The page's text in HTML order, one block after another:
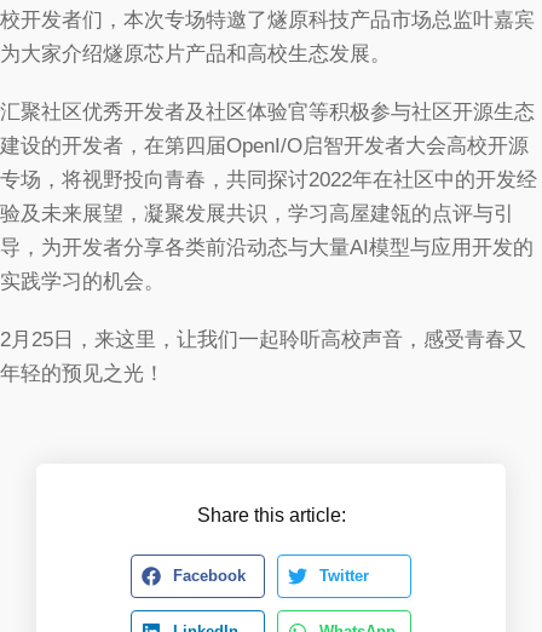
校开发者们，本次专场特邀了燧原科技产品市场总监叶嘉宾
为大家介绍燧原芯片产品和高校生态发展。
汇聚社区优秀开发者及社区体验官等积极参与社区开源生态
建设的开发者，在第四届OpenI/O启智开发者大会高校开源
专场，将视野投向青春，共同探讨2022年在社区中的开发经
验及未来展望，凝聚发展共识，学习高屋建瓴的点评与引
导，为开发者分享各类前沿动态与大量AI模型与应用开发的
实践学习的机会。
2月25日，来这里，让我们一起聆听高校声音，感受青春又
年轻的预见之光！
Share this article:
Facebook Twitter